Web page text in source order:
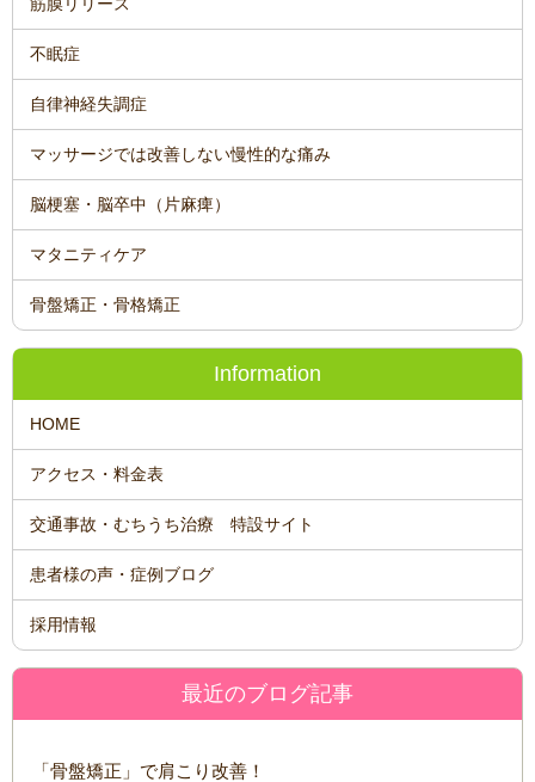
筋膜リリース
不眠症
自律神経失調症
マッサージでは改善しない慢性的な痛み
脳梗塞・脳卒中 （片麻痺）
マタニティケア
骨盤矯正・骨格矯正
Information
HOME
アクセス・料金表
交通事故・むちうち治療 特設サイト
患者様の声・症例ブログ
採用情報
最近のブログ記事
「骨盤矯正」で肩こり改善！